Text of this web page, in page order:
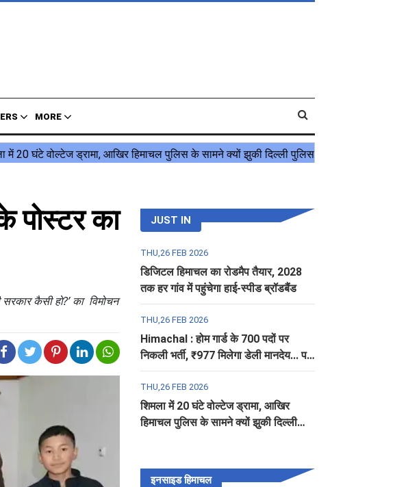
MORE
पोस्टर का
कैसी हो?’ का विमोचन
JUST IN
THU,26 FEB 2026
डिजिटल हिमाचल का रोडमैप तैयार, 2028
तक हर गांव में पहुंचेगा हाई-स्पीड ब्रॉडबैंड
THU,26 FEB 2026
Himachal : होम गार्ड के 700 पदों पर
निकली भर्ती, ₹977 मिलेगा डेली मानदेय... पढ़ें
पूरी डिटेल
THU,26 FEB 2026
शिमला में 20 घंटे वोल्टेज ड्रामा, आखिर
हिमाचल पुलिस के सामने क्यों झुकी दिल्ली
इनसाइड हिमाचल